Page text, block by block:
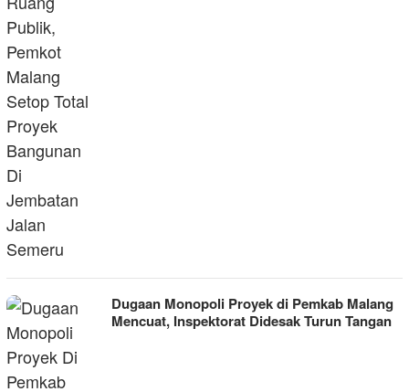
Dugaan Monopoli Proyek di Pemkab Malang
Mencuat, Inspektorat Didesak Turun Tangan